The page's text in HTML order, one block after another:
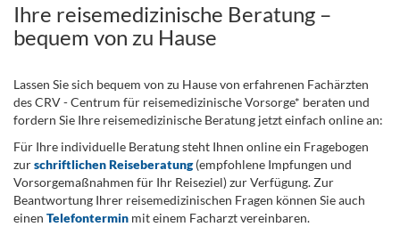
Ihre reisemedizinische Beratung –
bequem von zu Hause
Lassen Sie sich bequem von zu Hause von erfahrenen Fachärzten
des CRV - Centrum für reisemedizinische Vorsorge* beraten und
fordern Sie Ihre reisemedizinische Beratung jetzt einfach online an:
Für Ihre individuelle Beratung steht Ihnen online ein Fragebogen
zurschriftlichen Reiseberatung(empfohlene Impfungen und
Vorsorgemaßnahmen für Ihr Reiseziel) zur Verfügung. Zur
Beantwortung Ihrer reisemedizinischen Fragen können Sie auch
einen Telefontermin mit einem Facharzt vereinbaren.